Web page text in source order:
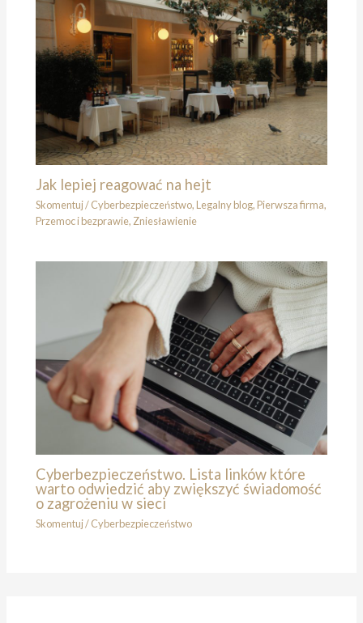
Jak lepiej reagować na hejt
Skomentuj/Cyberbezpieczeństwo, Legalny blog, Pierwsza firma,
Przemoc i bezprawie, Zniesławienie
Cyberbezpieczeństwo. Lista linków które
warto odwiedzić aby zwiększyć świadomość
o zagrożeniu w sieci
Skomentuj/Cyberbezpieczeństwo